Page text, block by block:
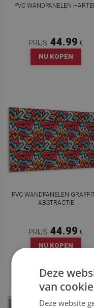
PVC WANDPANELEN
PRIJS: 44.99 €
NU KOPEN
PVC WANDPANELEN
ABSTRACTIE
PRIJS: 44.99 €
NU KOPEN
Deze
van
Deze website